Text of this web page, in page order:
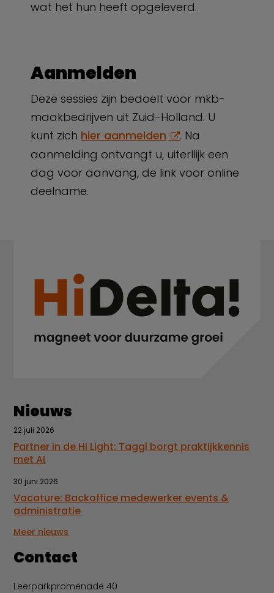
wat het hun heeft opgeleverd.
Aanmelden
Deze sessies zijn bedoelt voor mkb-
maakbedrijven uit Zuid-Holland. U
kunt zich hier aanmelden
. Na
aanmelding ontvangt u, uiterllijk een
dag voor aanvang, de link voor online
deelname.
Nieuws
22 juli 2026
Partner in de Hi Light: Taggl borgt praktijkkennis
met AI
30 juni 2026
Vacature: Backoffice medewerker events &
administratie
Meer nieuws
Contact
Leerparkpromenade 40